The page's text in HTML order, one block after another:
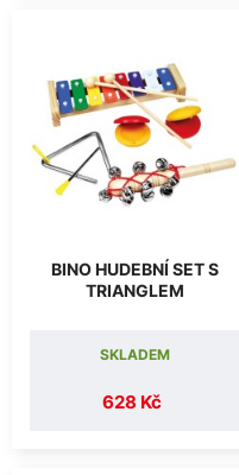
BINO HUDEBNÍ SET S
TRIANGLEM
628 Kč
SKLADEM